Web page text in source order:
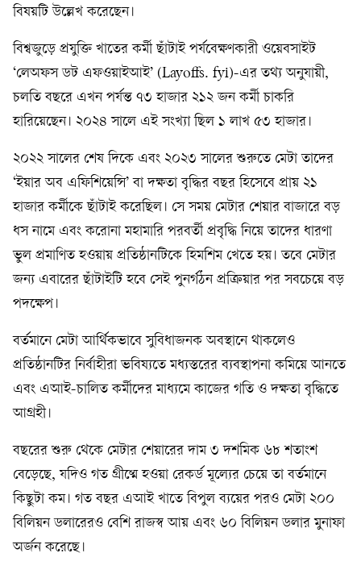
বিষয়টি উল্লেখ করেছেন।
বিশ্বজুড়ে প্রযুক্তি খাতের কর্মী ছাঁটাই পর্যবেক্ষণকারী ওয়েবসাইট
‘লেঅফস ডট এফওয়াইআই’ (Layoffs. fyi)-এর তথ্য অনুযায়ী,
চলতি বছরে এখন পর্যন্ত ৭৩ হাজার ২১২ জন কর্মী চাকরি
হারিয়েছেন। ২০২৪ সালে এই সংখ্যা ছিল ১ লাখ ৫৩ হাজার।
২০২২ সালের শেষ দিকে এবং ২০২৩ সালের শুরুতে মেটা তাদের
‘ইয়ার অব এফিশিয়েন্সি’ বা দক্ষতা বৃদ্ধির বছর হিসেবে প্রায় ২১
হাজার কর্মীকে ছাঁটাই করেছিল। সে সময় মেটার শেয়ার বাজারে বড়
ধস নামে এবং করোনা মহামারি পরবর্তী প্রবৃদ্ধি নিয়ে তাদের ধারণা
ভুল প্রমাণিত হওয়ায় প্রতিষ্ঠানটিকে হিমশিম খেতে হয়। তবে মেটার
জন্য এবারের ছাঁটাইটি হবে সেই পুনর্গঠন প্রক্রিয়ার পর সবচেয়ে বড়
পদক্ষেপ।
বর্তমানে মেটা আর্থিকভাবে সুবিধাজনক অবস্থানে থাকলেও
প্রতিষ্ঠানটির নির্বাহীরা ভবিষ্যতে মধ্যস্তরের ব্যবস্থাপনা কমিয়ে আনতে
এবং এআই-চালিত কর্মীদের মাধ্যমে কাজের গতি ও দক্ষতা বৃদ্ধিতে
আগ্রহী।
বছরের শুরু থেকে মেটার শেয়ারের দাম ৩ দশমিক ৬৮ শতাংশ
বেড়েছে, যদিও গত গ্রীষ্মে হওয়া রেকর্ড মূল্যের চেয়ে তা বর্তমানে
কিছুটা কম। গত বছর এআই খাতে বিপুল ব্যয়ের পরও মেটা ২০০
বিলিয়ন ডলারেরও বেশি রাজস্ব আয় এবং ৬০ বিলিয়ন ডলার মুনাফা
অর্জন করেছে।